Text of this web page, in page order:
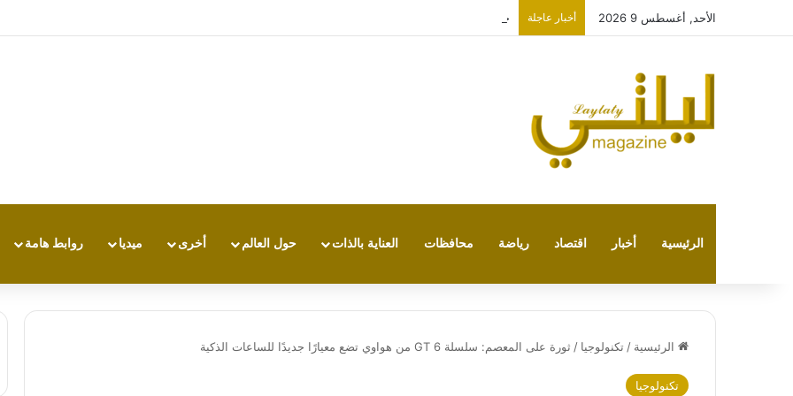
الأحد, أغسطس 9 2026 أخبار عاجلة جهاز الذكاء الاصطناعي من “أوبن إيه آي” سيكون بحجم قرص الهوكي
الرئيسية أخبار اقتصاد رياضة محافظات العناية بالذات حول العالم أخرى ميديا روابط هامة
الرئيسية / تكنولوجيا / ثورة على المعصم: سلسلة GT 6 من هواوي تضع معيارًا جديدًا للساعات الذكية
تكنولوجيا